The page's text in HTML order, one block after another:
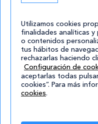
Estoy de
acuerdo
No
Utilizamos cookies
finalidades analíticas
o contenidos
tus hábitos de
rechazarlas haciendo
Configuración de
aceptarlas todas
cookies”. Para más
cookies.